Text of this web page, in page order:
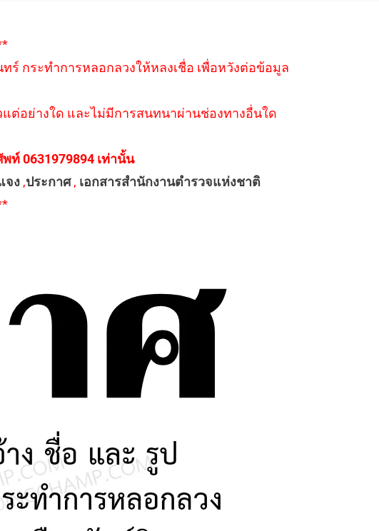
กระทำการหลอกลวงให้หลงเชื่อ เพื่อหวังต่อข้อมูล
ต่อย่างใด และไม่มีการสนทนาผ่านช่องทางอื่นใด
ท์ 0631979894 เท่านั้น
จง,ประกาศ, เอกสารสำนักงานตำรวจแห่งชาติ